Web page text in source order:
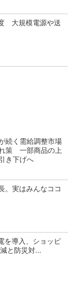
大規模電源や送
続く需給調整市場
策 一部商品の上
き下げへ
。実はみんなココ
を導入、ショッピ
と防災対...